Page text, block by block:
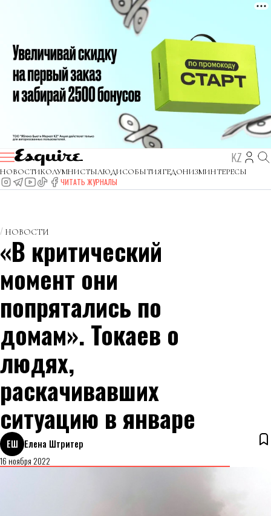
KZ
НОВОСТИКОЛУМНИСТЫЛЮДИСОБЫТИЯГЕДОНИЗМИНТЕРЕСЫ
ЧИТАТЬ ЖУРНАЛЫ
НОВОСТИ
«В критический
момент они
попрятались по
домам». Токаев о
людях,
раскачивавших
ситуацию в январе
ЕШ Елена Штритер
16 ноября 2022